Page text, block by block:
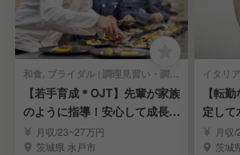
和食, ブライダル | 調理見習い・調理補助
【若手育成＊OJT】先輩が家族
のように指導！安心して成長で
きる月収/23~27万円
茨城県 水戸市
【転
定して
です！
月収
茨城